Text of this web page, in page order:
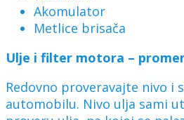
Akomulator
Metlice brisača
Ulje i filter motora –
Redovno proveravajte nivo i
automobilu. Nivo ulja sami